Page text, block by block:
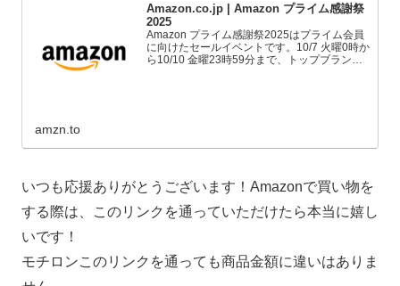
Amazon.co.jp | Amazon プライム感謝祭
2025
Amazon プライム感謝祭2025はプライム会員
に向けたセールイベントです。10/7 火曜0時か
ら10/10 金曜23時59分まで、トップブランド
amzn.to
いつも応援ありがとうございます！Amazonで買い物を
する際は、このリンクを通っていただけたら本当に嬉し
いです！
モチロンこのリンクを通っても商品金額に違いはありま